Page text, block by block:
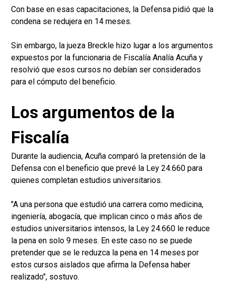
Con base en esas capacitaciones, la Defensa pidió que la
condena se redujera en 14 meses.
Sin embargo, la jueza Breckle hizo lugar a los argumentos
expuestos por la funcionaria de Fiscalía Analía Acuña y
resolvió que esos cursos no debían ser considerados
para el cómputo del beneficio.
Los argumentos de la
Fiscalía
Durante la audiencia, Acuña comparó la pretensión de la
Defensa con el beneficio que prevé la Ley 24.660 para
quienes completan estudios universitarios.
"A una persona que estudió una carrera como medicina,
ingeniería, abogacía, que implican cinco o más años de
estudios universitarios intensos, la Ley 24.660 le reduce
la pena en solo 9 meses. En este caso no se puede
pretender que se le reduzca la pena en 14 meses por
estos cursos aislados que afirma la Defensa haber
realizado", sostuvo.